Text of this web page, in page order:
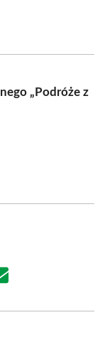
„Podróże z